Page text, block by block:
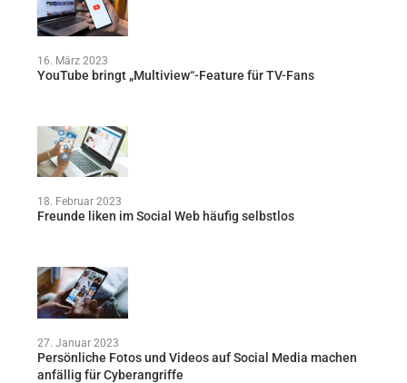
16. März 2023
YouTube bringt „Multiview“-Feature für TV-Fans
18. Februar 2023
Freunde liken im Social Web häufig selbstlos
27. Januar 2023
Persönliche Fotos und Videos auf Social Media machen
anfällig für Cyberangriffe